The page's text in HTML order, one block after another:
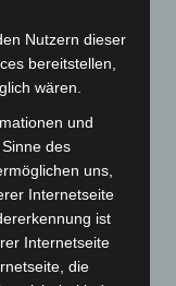
Nutzern dieser
bereitstellen,
wären.
und
des
uns,
Internetseite
ist
Internetseite
die